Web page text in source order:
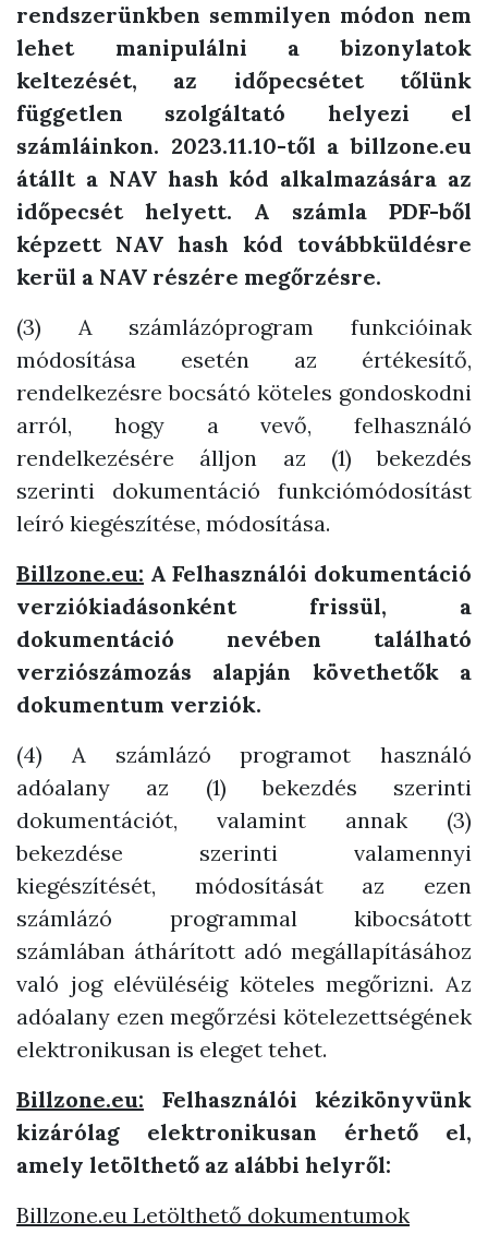
rendszerünkben semmilyen módon nem
lehet manipulálni a bizonylatok
keltezését, az időpecsétet tőlünk
független szolgáltató helyezi el
számláinkon. 2023.11.10-től a billzone.eu
átállt a NAV hash kód alkalmazására az
időpecsét helyett. A számla PDF-ből
képzett NAV hash kód továbbküldésre
kerül a NAV részére megőrzésre.
(3) A számlázóprogram funkcióinak
módosítása esetén az értékesítő,
rendelkezésre bocsátó köteles gondoskodni
arról, hogy a vevő, felhasználó
rendelkezésére álljon az (1) bekezdés
szerinti dokumentáció funkciómódosítást
leíró kiegészítése, módosítása.
Billzone.eu: A Felhasználói dokumentáció
verziókiadásonként frissül, a
dokumentáció nevében található
verziószámozás alapján követhetők a
dokumentum verziók.
(4) A számlázó programot használó
adóalany az (1) bekezdés szerinti
dokumentációt, valamint annak (3)
bekezdése szerinti valamennyi
kiegészítését, módosítását az ezen
számlázó programmal kibocsátott
számlában áthárított adó megállapításához
való jog elévüléséig köteles megőrizni. Az
adóalany ezen megőrzési kötelezettségének
elektronikusan is eleget tehet.
Billzone.eu: Felhasználói kézikönyvünk
kizárólag elektronikusan érhető el,
amely letölthető az alábbi helyről:
Billzone.eu Letölthető dokumentumok